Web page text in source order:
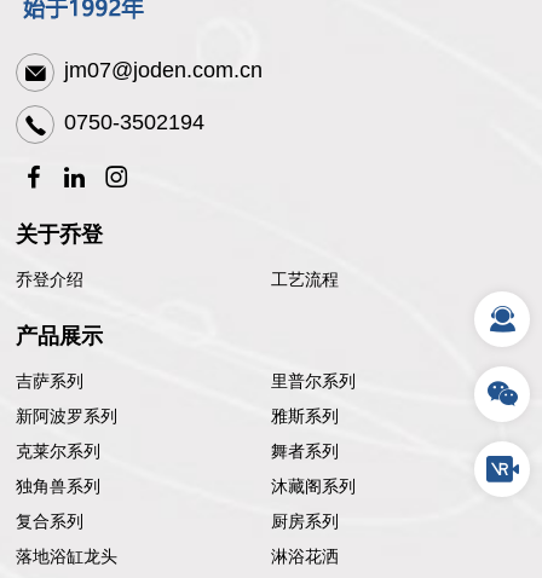
jm07@joden.com.cn
0750-3502194
关于乔登
乔登介绍 工艺流程
产品展示
吉萨系列
里普尔系列
新阿波罗系列
雅斯系列
克莱尔系列
舞者系列
独角兽系列
沐藏阁系列
复合系列
厨房系列
落地浴缸龙头
淋浴花洒